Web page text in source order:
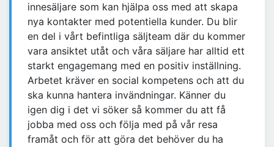
innesäljare som kan hjälpa oss med att skapa
nya kontakter med potentiella kunder. Du blir
en del i vårt befintliga säljteam där du kommer
vara ansiktet utåt och våra säljare har alltid ett
starkt engagemang med en positiv inställning.
Arbetet kräver en social kompetens och att du
ska kunna hantera invändningar. Känner du
igen dig i det vi söker så kommer du att få
jobba med oss och följa med på vår resa
framåt och för att göra det behöver du ha